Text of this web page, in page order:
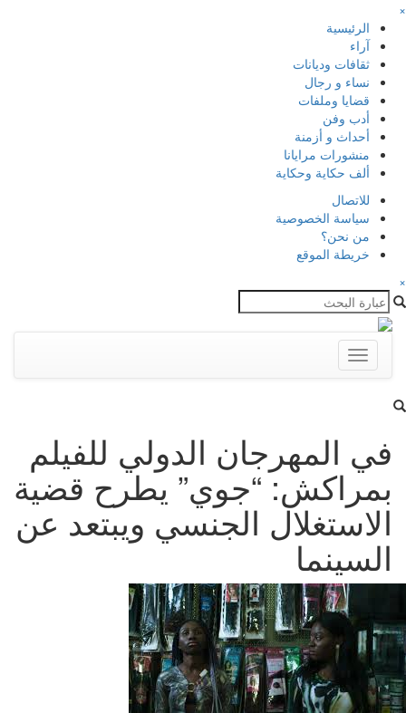
×
الرئيسية
آراء
ثقافات وديانات
نساء و رجال
قضايا وملفات
أدب وفن
أحداث و أزمنة
منشورات مرايانا
ألف حكاية وحكاية
للاتصال
سياسة الخصوصية
من نحن؟
خريطة الموقع
×
Toggle
navigation
في المهرجان الدولي للفيلم
بمراكش: “جوي” يطرح قضية
الاستغلال الجنسي ويبتعد عن
السينما